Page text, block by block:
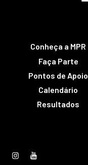
Conheça a MPR
Faça Parte
Pontos de Apoio
Calendário
Resultados